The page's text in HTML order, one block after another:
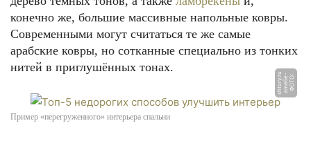
конечно же, большие массивные напольные ковры.
Современными могут считаться те же самые
арабские ковры, но сотканные специально из тонких
нитей в приглушённых тонах.
Ф
О
Т
О:
a
m
eli
e
-s
h
t
o
r
y.
r
u
Пример «перегруженного» интерьера спальни